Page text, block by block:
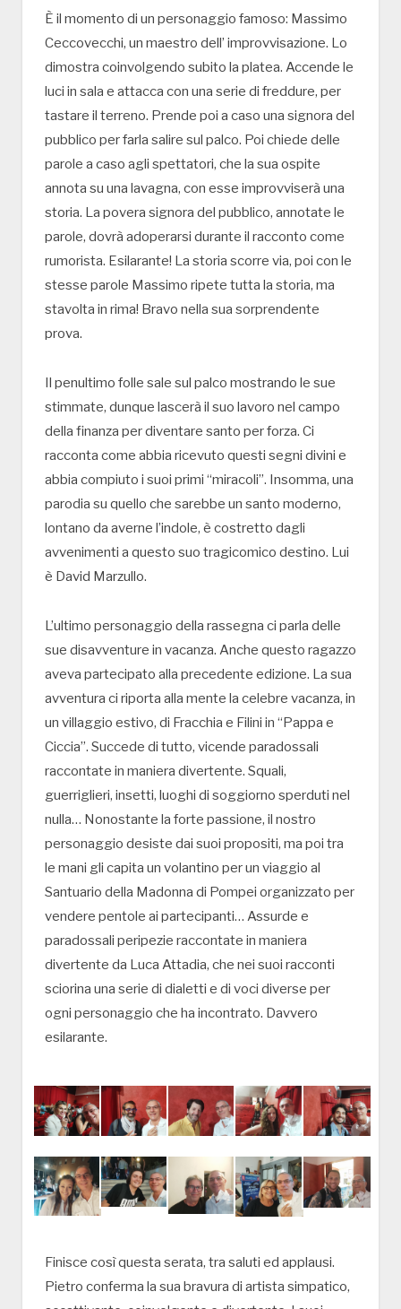
È il momento di un personaggio famoso: Massimo
Ceccovecchi, un maestro dell’ improvvisazione. Lo
dimostra coinvolgendo subito la platea. Accende le
luci in sala e attacca con una serie di freddure, per
tastare il terreno. Prende poi a caso una signora del
pubblico per farla salire sul palco. Poi chiede delle
parole a caso agli spettatori, che la sua ospite
annota su una lavagna, con esse improvviserà una
storia. La povera signora del pubblico, annotate le
parole, dovrà adoperarsi durante il racconto come
rumorista. Esilarante! La storia scorre via, poi con le
stesse parole Massimo ripete tutta la storia, ma
stavolta in rima! Bravo nella sua sorprendente
prova.
Il penultimo folle sale sul palco mostrando le sue
stimmate, dunque lascerà il suo lavoro nel campo
della finanza per diventare santo per forza. Ci
racconta come abbia ricevuto questi segni divini e
abbia compiuto i suoi primi “miracoli”. Insomma, una
parodia su quello che sarebbe un santo moderno,
lontano da averne l’indole, è costretto dagli
avvenimenti a questo suo tragicomico destino. Lui
è David Marzullo.
L’ultimo personaggio della rassegna ci parla delle
sue disavventure in vacanza. Anche questo ragazzo
aveva partecipato alla precedente edizione. La sua
avventura ci riporta alla mente la celebre vacanza, in
un villaggio estivo, di Fracchia e Filini in “Pappa e
Ciccia”. Succede di tutto, vicende paradossali
raccontate in maniera divertente. Squali,
guerriglieri, insetti, luoghi di soggiorno sperduti nel
nulla… Nonostante la forte passione, il nostro
personaggio desiste dai suoi propositi, ma poi tra
le mani gli capita un volantino per un viaggio al
Santuario della Madonna di Pompei organizzato per
vendere pentole ai partecipanti… Assurde e
paradossali peripezie raccontate in maniera
divertente da Luca Attadia, che nei suoi racconti
sciorina una serie di dialetti e di voci diverse per
ogni personaggio che ha incontrato. Davvero
esilarante.
Finisce così questa serata, tra saluti ed applausi.
Pietro conferma la sua bravura di artista simpatico,